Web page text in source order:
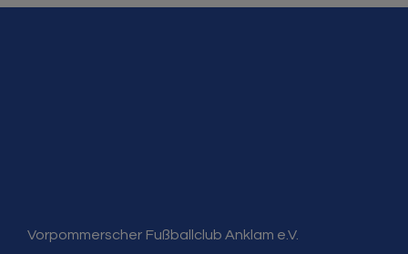
Vorpommerscher Fußballclub Anklam e.V.